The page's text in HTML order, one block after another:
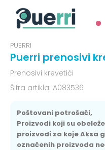
PUERRI
Puerri prenosivi
Prenosivi krevetići
Šifra artikla: A083536
Poštovani potrošači,
Proizvodi koji su
proizvodi za koje Aksa
označenih proizvoda